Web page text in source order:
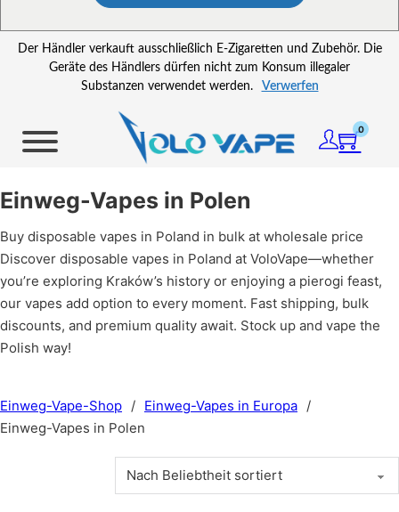
Der Händler verkauft ausschließlich E-Zigaretten und Zubehör. Die
Geräte des Händlers dürfen nicht zum Konsum illegaler
Substanzen verwendet werden.
Verwerfen
0
Einweg-Vapes in Polen
Buy disposable vapes in Poland in bulk at wholesale price
Discover disposable vapes in Poland at VoloVape—whether
you’re exploring Kraków’s history or enjoying a pierogi feast,
our vapes add option to every moment. Fast shipping, bulk
discounts, and premium quality await. Stock up and vape the
Polish way!
Einweg-Vape-Shop / Einweg-Vapes in Europa /
Einweg-Vapes in Polen